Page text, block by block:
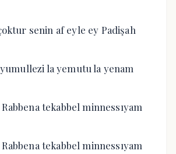
senin af eyle ey Padişah
la yemutu la yenam
tekabbel minnessıyam
tekabbel minnessıyam